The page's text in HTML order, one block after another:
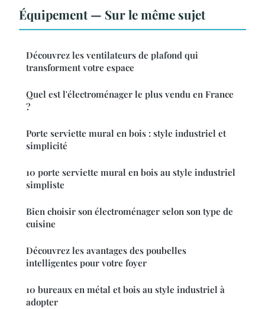
Équipement — Sur le même sujet
Découvrez les ventilateurs de plafond qui
transforment votre espace
Quel est l'électroménager le plus vendu en France
?
Porte serviette mural en bois : style industriel et
simplicité
10 porte serviette mural en bois au style industriel
simpliste
Bien choisir son électroménager selon son type de
cuisine
Découvrez les avantages des poubelles
intelligentes pour votre foyer
10 bureaux en métal et bois au style industriel à
adopter